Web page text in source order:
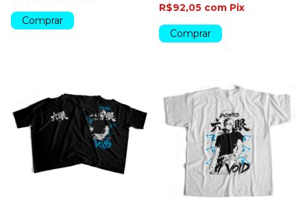
Comprar
R$92,05 com Pix
Comprar